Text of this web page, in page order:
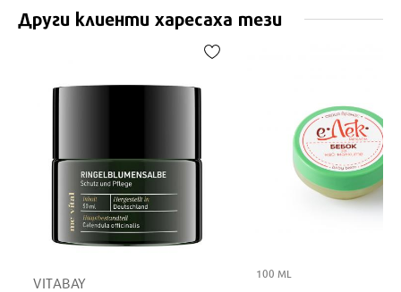
Други клиенти харесаха тези
VITABAY
100 ML